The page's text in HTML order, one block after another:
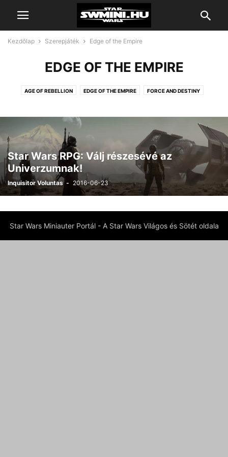
Kezdőlap Szerepjáték Edge of the Empire
EDGE OF THE EMPIRE
AGE OF REBELLION EDGE OF THE EMPIRE FORCE AND DESTINY
Star Wars RPG: Válj részesévé az
Univerzumnak!
Inquisitor Voluntas - 2016-06-23
Star Wars Miniauter Portál - A Star Wars Világos és Sötét oldala